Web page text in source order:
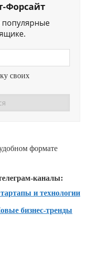
Форсайт
популярные
своих
формате
каналы:
и технологии
бизнес-тренды